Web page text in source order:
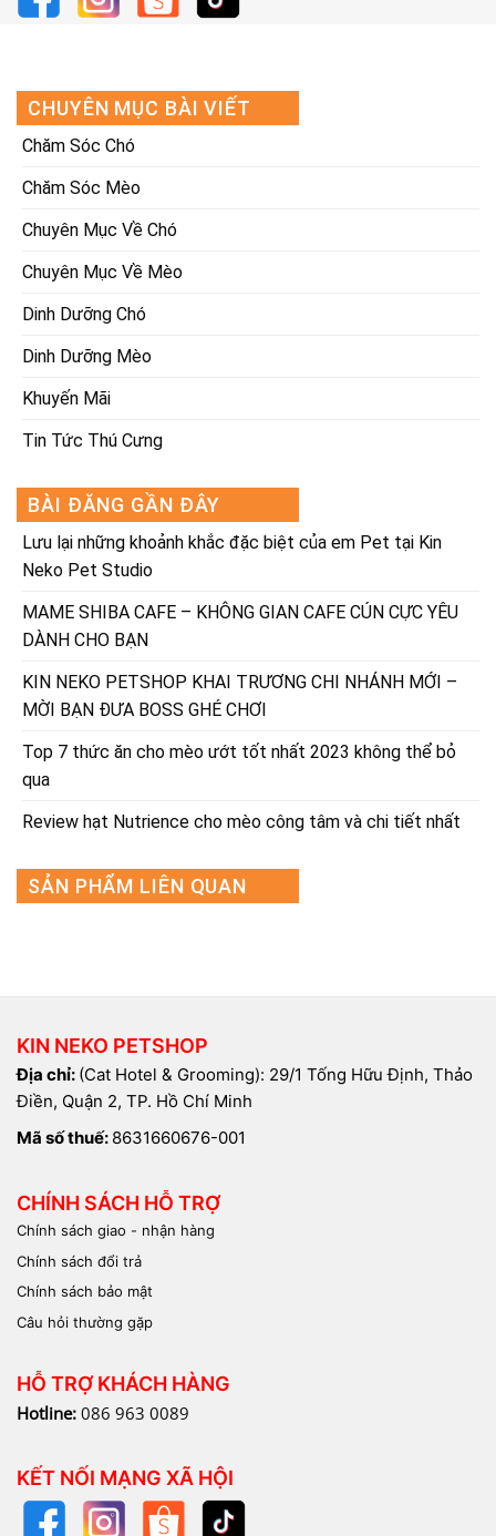
CHUYÊN MỤC BÀI VIẾT
Chăm Sóc Chó
Chăm Sóc Mèo
Chuyên Mục Về Chó
Chuyên Mục Về Mèo
Dinh Dưỡng Chó
Dinh Dưỡng Mèo
Khuyến Mãi
Tin Tức Thú Cưng
BÀI ĐĂNG GẦN ĐÂY
Lưu lại những khoảnh khắc đặc biệt của em Pet tại Kin
Neko Pet Studio
MAME SHIBA CAFE – KHÔNG GIAN CAFE CÚN CỰC YÊU
DÀNH CHO BẠN
KIN NEKO PETSHOP KHAI TRƯƠNG CHI NHÁNH MỚI –
MỜI BẠN ĐƯA BOSS GHÉ CHƠI
Top 7 thức ăn cho mèo ướt tốt nhất 2023 không thể bỏ
qua
Review hạt Nutrience cho mèo công tâm và chi tiết nhất
SẢN PHẨM LIÊN QUAN
KIN NEKO PETSHOP
Địa chỉ: (Cat Hotel & Grooming): 29/1 Tống Hữu Định, Thảo
Điền, Quận 2, TP. Hồ Chí Minh
Mã số thuế: 8631660676-001
CHÍNH SÁCH HỖ TRỢ
Chính sách giao - nhận hàng
Chính sách đổi trả
Chính sách bảo mật
Câu hỏi thường gặp
HỖ TRỢ KHÁCH HÀNG
Hotline: 086 963 0089
KẾT NỐI MẠNG XÃ HỘI